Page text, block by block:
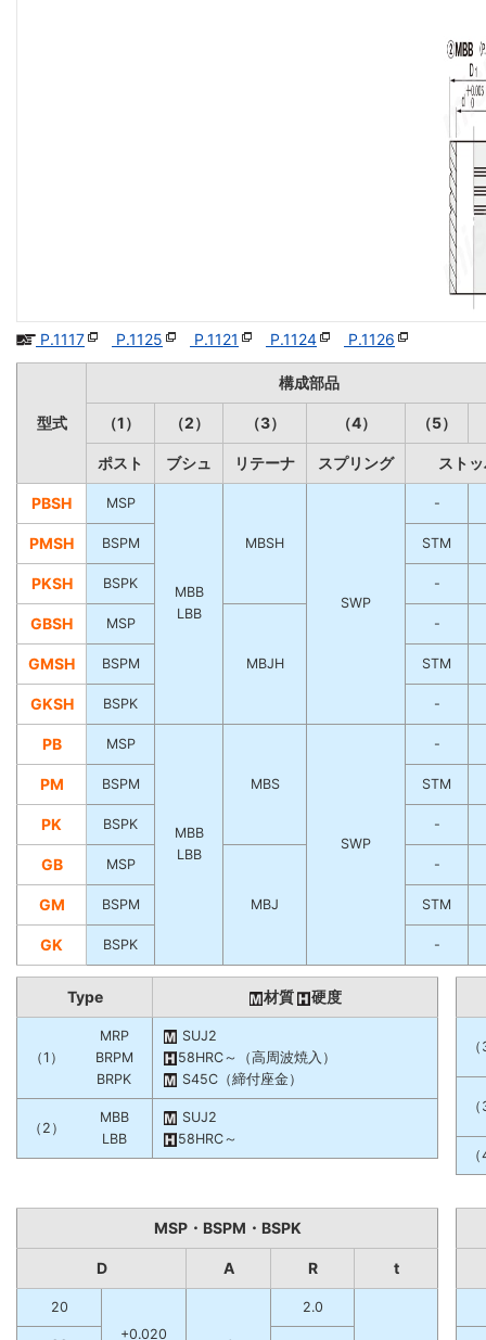
P.1117 P.1125 P.1121 P.1124 P.1126
型式
構成部品
（1） （2） （3） （4） （5）
ポスト ブシュ リテーナ スプリング スト
PBSH MSP
MBB
LBB
MBSH
SWP
-
PMSH BSPM STM
PKSH BSPK -
GBSH MSP
MBJH
-
GMSH BSPM STM
GKSH BSPK -
PB MSP
MBB
LBB
MBS
SWP
-
PM BSPM STM
PK BSPK -
GB MSP
MBJ
-
GM BSPM STM
GK BSPK -
Type 材質 硬度
（1）
MRP
BRPM
BRPK
SUJ2
58HRC～（高周波焼入）
S45C（締付座金）
（2）
MBB
LBB
SUJ2
58HRC～
MSP・BSPM・BSPK
D A R t
20
+0.020
2.0